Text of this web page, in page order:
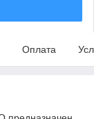
Оплата